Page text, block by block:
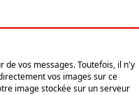
vos messages. Toutefois, il n'y
vos images sur ce
image stockée sur un serveur